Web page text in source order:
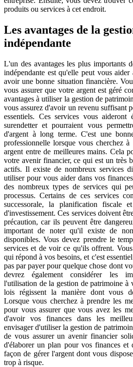
produits ou services à cet endroit.
Les avantages de la
indépendante
L'un des avantages les plus importants
indépendante est qu'elle peut vous
avoir une bonne situation financière.
vous assurer que votre argent est géré
avantages à utiliser la gestion de
vous assurez d'avoir un revenu suffisant
essentiels. Ces services vous aideront
surendetter et pourraient vous
d'argent à long terme. C'est une
professionnelle lorsque vous cherchez
argent entre de meilleures mains. Cela
votre avenir financier, ce qui est un très
actifs. Il existe de nombreux services
utiliser pour vous aider dans vos
des nombreux types de services qui
processus. Certains de ces services
successorale, la planification fiscale
d'investissement. Ces services doivent
précaution, car ils peuvent être
important de noter qu'il existe de
disponibles. Vous devez prendre le
services et de voir ce qu'ils offrent.
qui répond à vos besoins, et c'est
pas par payer pour quelque chose dont
devrez également considérer les
l'utilisation de la gestion de patrimoine à
lois régissent la manière dont vous
Lorsque vous cherchez à prendre les
pour vous assurer que vous avez les
d'avoir vos finances dans les
envisager d'utiliser la gestion de
de vous assurer un avenir financier
d'élaborer un plan pour vos finances et
façon de gérer l'argent dont vous
trop à risque.